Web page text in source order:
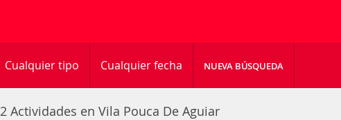
Cualquier tipo Cualquier fecha NUEVA BÚSQUEDA
2 Actividades en Vila Pouca De Aguiar